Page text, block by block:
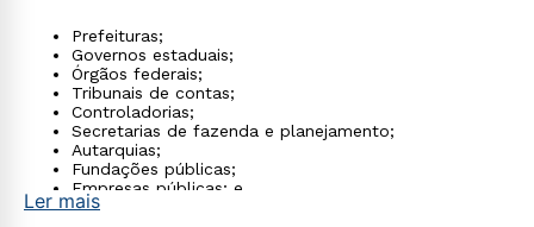
Prefeituras;
Governos estaduais;
Órgãos federais;
Tribunais de contas;
Controladorias;
Secretarias de fazenda e planejamento;
Autarquias;
Fundações públicas;
Empresas públicas; e
Consultorias especializadas em gestão pública.
Ler mais